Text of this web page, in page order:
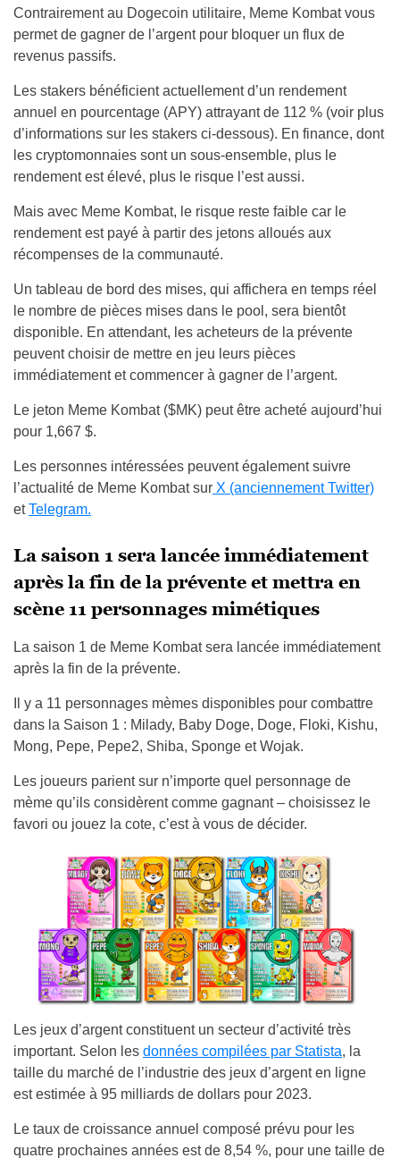
Contrairement au Dogecoin utilitaire, Meme Kombat vous
permet de gagner de l’argent pour bloquer un flux de
revenus passifs.
Les stakers bénéficient actuellement d’un rendement
annuel en pourcentage (APY) attrayant de 112 % (voir plus
d’informations sur les stakers ci-dessous). En finance, dont
les cryptomonnaies sont un sous-ensemble, plus le
rendement est élevé, plus le risque l’est aussi.
Mais avec Meme Kombat, le risque reste faible car le
rendement est payé à partir des jetons alloués aux
récompenses de la communauté.
Un tableau de bord des mises, qui affichera en temps réel
le nombre de pièces mises dans le pool, sera bientôt
disponible. En attendant, les acheteurs de la prévente
peuvent choisir de mettre en jeu leurs pièces
immédiatement et commencer à gagner de l’argent.
Le jeton Meme Kombat ($MK) peut être acheté aujourd’hui
pour 1,667 $.
Les personnes intéressées peuvent également suivre
l’actualité de Meme Kombat sur X (anciennement Twitter)
etTelegram.
La saison 1 sera lancée immédiatement
après la fin de la prévente et mettra en
scène 11 personnages mimétiques
La saison 1 de Meme Kombat sera lancée immédiatement
après la fin de la prévente.
Il y a 11 personnages mèmes disponibles pour combattre
dans la Saison 1 : Milady, Baby Doge, Doge, Floki, Kishu,
Mong, Pepe, Pepe2, Shiba, Sponge et Wojak.
Les joueurs parient sur n’importe quel personnage de
mème qu’ils considèrent comme gagnant – choisissez le
favori ou jouez la cote, c’est à vous de décider.
Les jeux d’argent constituent un secteur d’activité très
important. Selon les données compilées par Statista, la
taille du marché de l’industrie des jeux d’argent en ligne
est estimée à 95 milliards de dollars pour 2023.
Le taux de croissance annuel composé prévu pour les
quatre prochaines années est de 8,54 %, pour une taille de